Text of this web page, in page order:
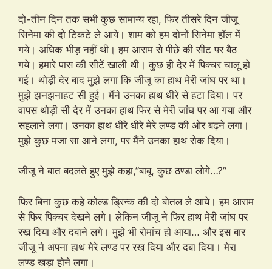
दो-तीन दिन तक सभी कुछ सामान्य रहा, फिर तीसरे दिन जीजू
सिनेमा की दो टिकटे ले आये। शाम को हम दोनों सिनेमा हॉल में
गये। अधिक भीड़ नहीं थी। हम आराम से पीछे की सीट पर बैठ
गये। हमारे पास की सीटें खाली थी। कुछ ही देर में पिक्चर चालू हो
गई। थोड़ी देर बाद मुझे लगा कि जीजू का हाथ मेरी जांघ पर था।
मुझे झनझनाहट सी हुई। मैंने उनका हाथ धीरे से हटा दिया। पर
वापस थोड़ी सी देर में उनका हाथ फिर से मेरी जांघ पर आ गया और
सहलाने लगा। उनका हाथ धीरे धीरे मेरे लण्ड की ओर बढ़ने लगा।
मुझे कुछ मजा सा आने लगा, पर मैंने उनका हाथ रोक दिया।
जीजू ने बात बदलते हुए मुझे कहा,”बाबू, कुछ ठण्डा लोगे…?”
फिर बिना कुछ कहे कोल्ड ड्रिन्क की दो बोतल ले आये। हम आराम
से फिर पिक्चर देखने लगे। लेकिन जीजू ने फिर हाथ मेरी जांघ पर
रख दिया और दबाने लगे। मुझे भी रोमांच हो आया… और इस बार
जीजू ने अपना हाथ मेरे लण्ड पर रख दिया और दबा दिया। मेरा
लण्ड खड़ा होने लगा।